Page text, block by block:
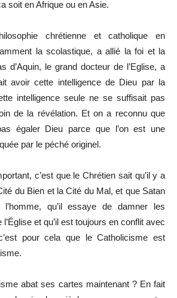
soit en Afrique ou en Asie.
chrétienne et catholique en
la scolastique, a allié la foi et la
d’Aquin, le grand docteur de l’Eglise, a
avoir cette intelligence de Dieu par la
intelligence seule ne se suffisait pas
de la révélation. Et on a reconnu que
égaler Dieu parce que l’on est une
par le péché originel.
c’est que le Chrétien sait qu’il y a
du Bien et la Cité du Mal, et que Satan
l’homme, qu’il essaye de damner les
et qu’il est toujours en conflit avec
pour cela que le Catholicisme est
abat ses cartes maintenant ? En fait